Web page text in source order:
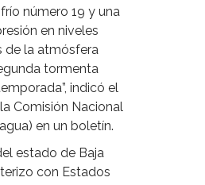
número 19 y una
en niveles
de la atmósfera
tormenta
indicó el
Comisión Nacional
en un boletín.
estado de Baja
con Estados